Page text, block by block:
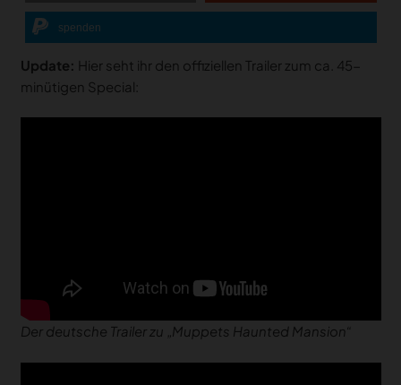
spenden
Update: Hier seht ihr den offiziellen Trailer zum ca. 45-
minütigen Special:
Der deutsche Trailer zu „Muppets Haunted Mansion“